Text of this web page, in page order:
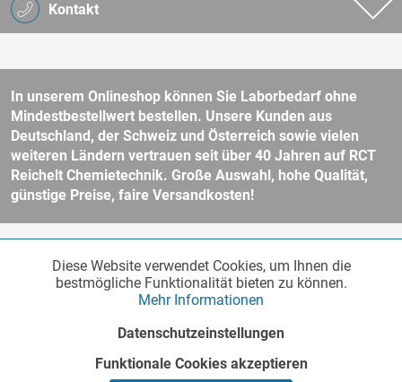
Kontakt
In unserem Onlineshop können Sie Laborbedarf ohne
Mindestbestellwert bestellen. Unsere Kunden aus
Deutschland, der Schweiz und Österreich sowie vielen
weiteren Ländern vertrauen seit über 40 Jahren auf RCT
Reichelt Chemietechnik. Große Auswahl, hohe Qualität,
günstige Preise, faire Versandkosten!
und ggf. Nachnahmegebühren, wenn nicht anders beschrieben.
Unser Webshop richtet sich an Unternehmer, öffentliche Institute und
andere gewerbliche Kunden im Sinne des § 14 BGB. Kein Verkauf an
für weitere Informationen.
Funktionale Aktiv
Inaktiv
Diese Website verwendet Cookies, um Ihnen die
bestmögliche Funktionalität bieten zu können.
Mehr Informationen
Datenschutzeinstellungen
Funktionale Cookies akzeptieren